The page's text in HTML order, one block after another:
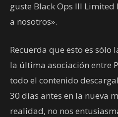
guste Black Ops III
a nosotros».
Recuerda que esto es sólo
la última asociación entre
todo el contenido
30 días antes en la nueva
realidad, no nos